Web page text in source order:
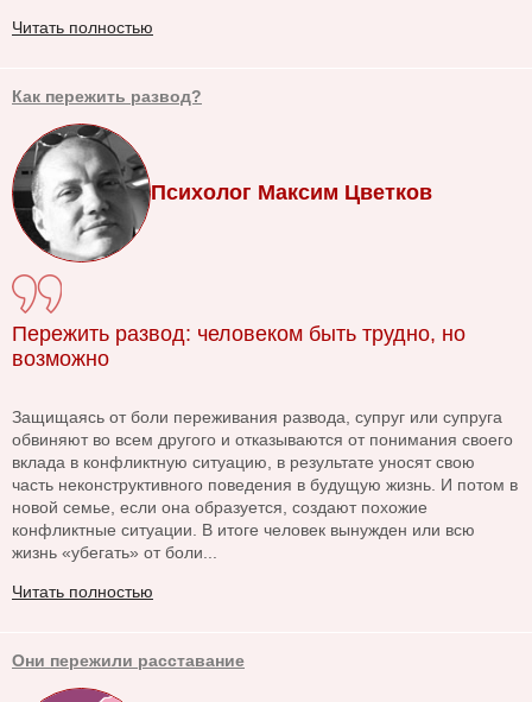
Читать полностью
Как пережить развод?
Психолог Максим Цветков
Пережить развод: человеком быть трудно, но
возможно
Защищаясь от боли переживания развода, супруг или супруга
обвиняют во всем другого и отказываются от понимания своего
вклада в конфликтную ситуацию, в результате уносят свою
часть неконструктивного поведения в будущую жизнь. И потом в
новой семье, если она образуется, создают похожие
конфликтные ситуации. В итоге человек вынужден или всю
жизнь «убегать» от боли...
Читать полностью
Они пережили расставание